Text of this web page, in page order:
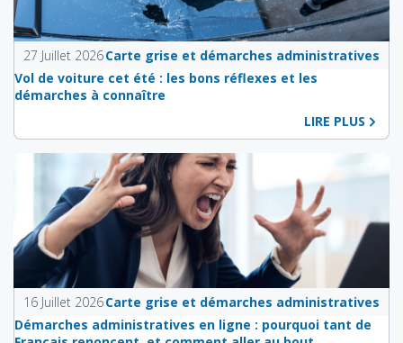
27 Juillet 2026Carte grise et démarches administratives
Vol de voiture cet été : les bons réflexes et les
démarches à connaître
LIRE PLUS
16 Juillet 2026Carte grise et démarches administratives
Démarches administratives en ligne : pourquoi tant de